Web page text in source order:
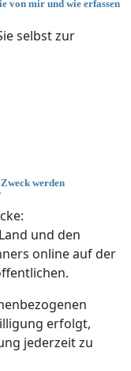
von mir und wie erfassen
selbst zur
werden
und den
online auf der
erfolgt,
jederzeit zu